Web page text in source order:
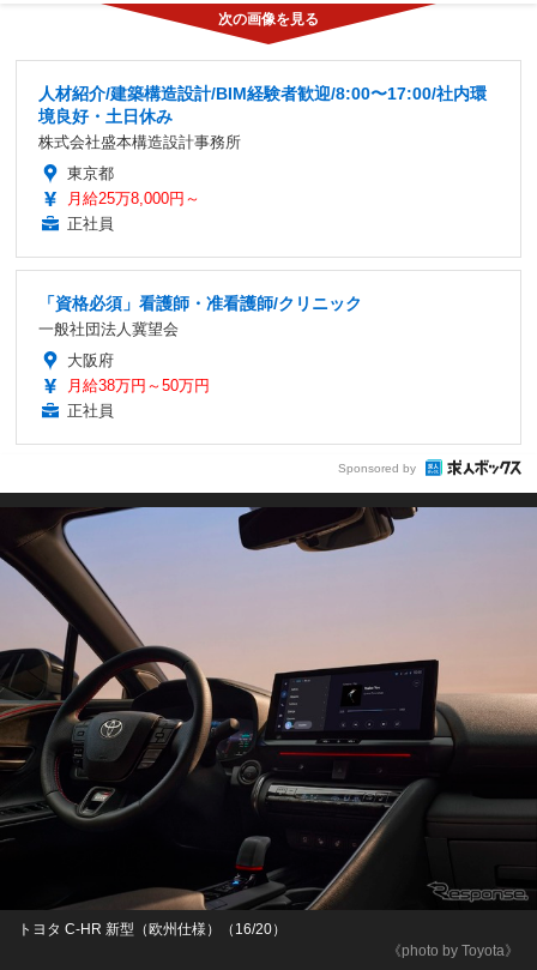
人材紹介/建築構造設計/BIM経験者歓迎/8:00〜17:00/社内環
境良好・土日休み
株式会社盛本構造設計事務所
東京都
月給25万8,000円～
正社員
「資格必須」看護師・准看護師/クリニック
一般社団法人冀望会
大阪府
月給38万円～50万円
正社員
Sponsored by
《photo by Toyota》
トヨタ C-HR 新型（欧州仕様）（16/20）